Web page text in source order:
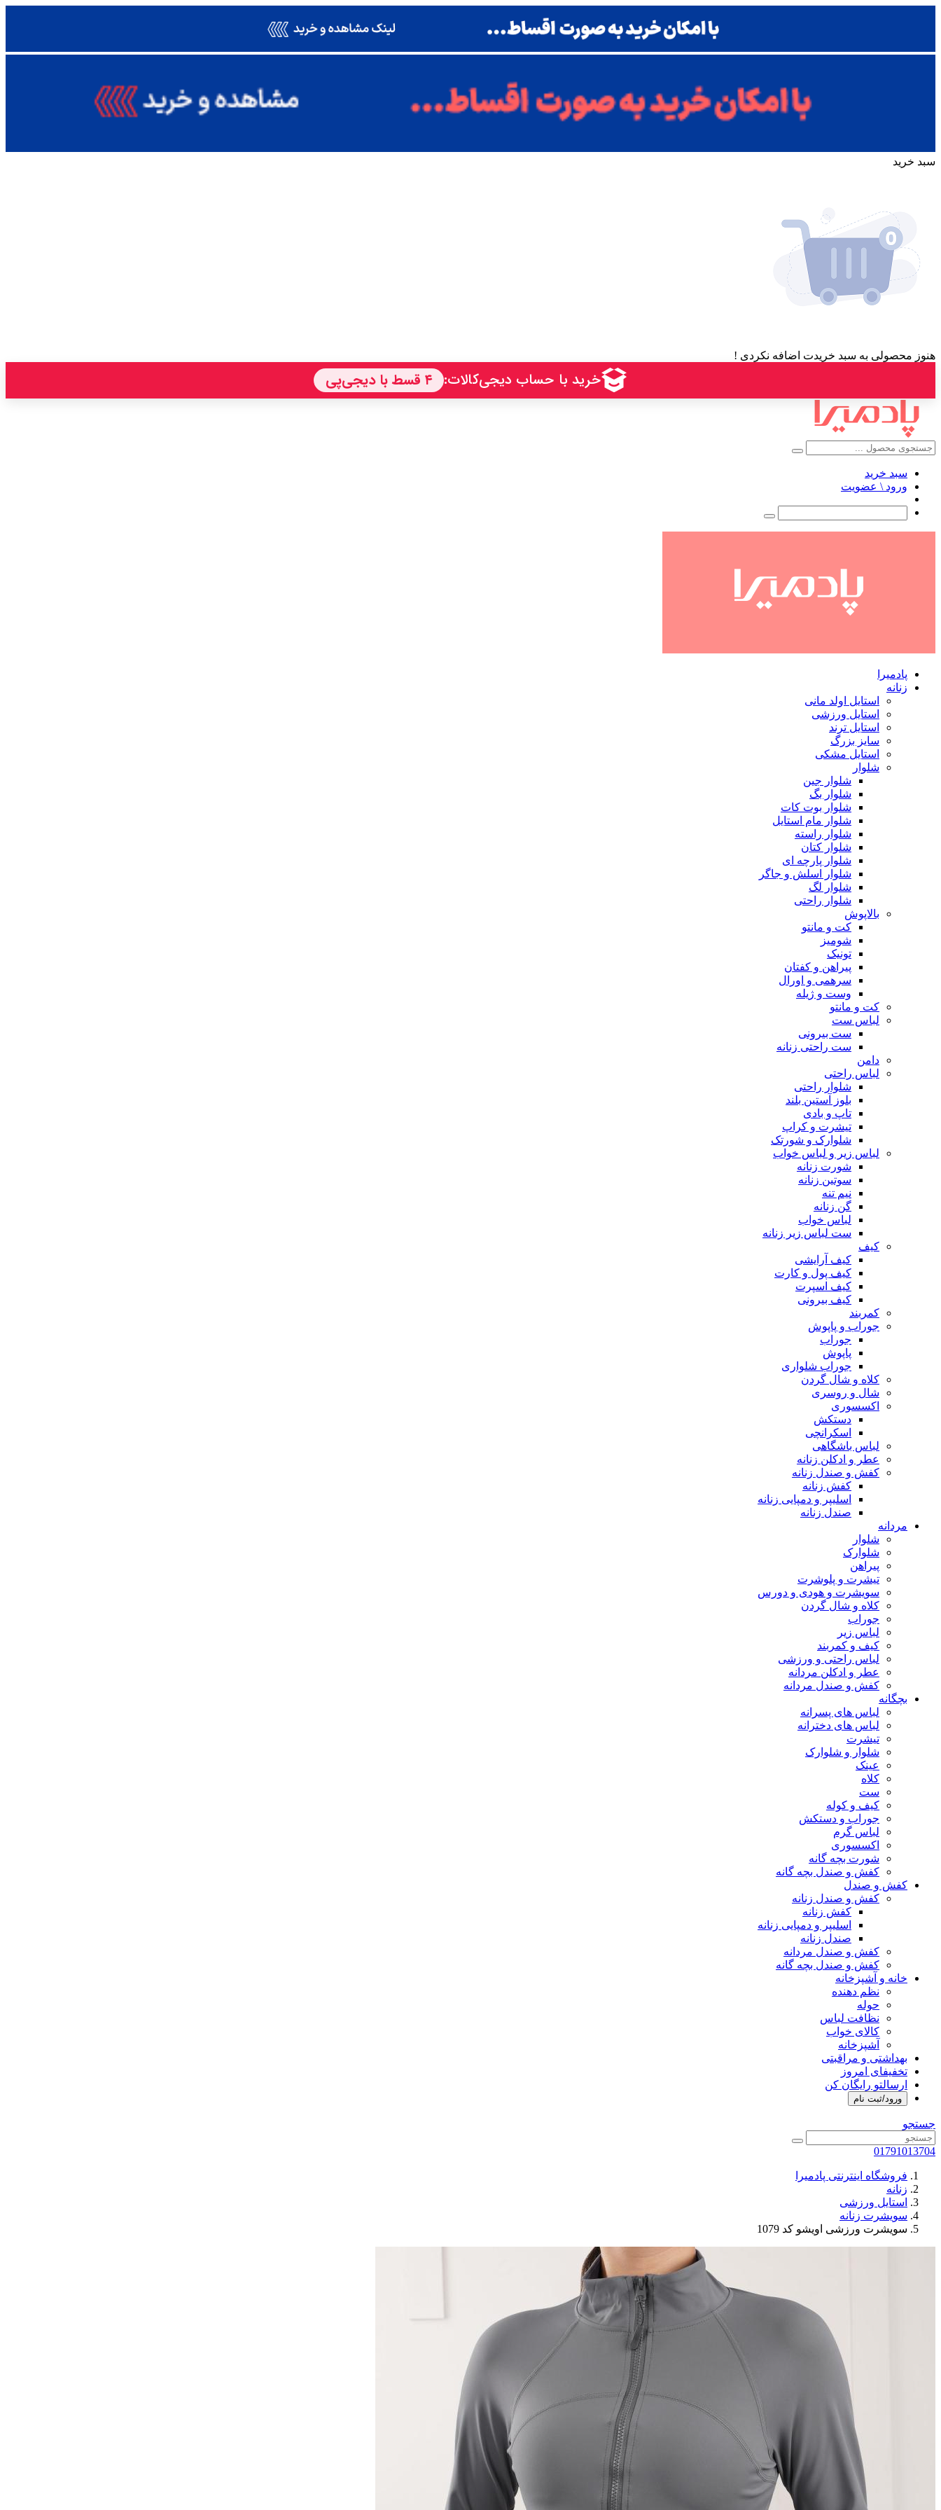
سبد خرید
هنوز محصولی به سبد خریدت اضافه نکردی !
سبد خرید
ورود \ عضویت
پادمیرا
زنانه
استایل اولد مانی
استایل ورزشی
استایل ترند
سایز بزرگ
استایل مشکی
شلوار
شلوار جین
شلوار بگ
شلوار بوت کات
شلوار مام استایل
شلوار راسته
شلوار کتان
شلوار پارچه ای
شلوار اسلش و جاگر
شلوار لگ
شلوار راحتی
بالاپوش
کت و مانتو
شومیز
تونیک
پیراهن و کفتان
سرهمی و اورال
وست و ژیله
کت و مانتو
لباس ست
ست بیرونی
ست راحتی زنانه
دامن
لباس راحتی
شلوار راحتی
بلوز آستین بلند
تاپ و بادی
تیشرت و کراپ
شلوارک و شورتک
لباس زیر و لباس خواب
شورت زنانه
سوتین زنانه
نیم تنه
گن زنانه
لباس خواب
ست لباس زیر زنانه
کیف
کیف آرایشی
کیف پول و کارت
کیف اسپرت
کیف بیرونی
کمربند
جوراب و پاپوش
جوراب
پاپوش
جوراب شلواری
کلاه و شال گردن
شال و روسری
اکسسوری
دستکش
اسکرانچی
لباس باشگاهی
عطر و ادکلن زنانه
کفش و صندل زنانه
کفش زنانه
اسلیپر و دمپایی زنانه
صندل زنانه
مردانه
شلوار
شلوارک
پیراهن
تیشرت و پلوشرت
سویشرت و هودی و دورس
کلاه و شال گردن
جوراب
لباس زیر
کیف و کمربند
لباس راحتی و ورزشی
عطر و ادکلن مردانه
کفش و صندل مردانه
بچگانه
لباس های پسرانه
لباس های دخترانه
تیشرت
شلوار و شلوارک
عینک
کلاه
ست
کیف و کوله
جوراب و دستکش
لباس گرم
اکسسوری
شورت بچه گانه
کفش و صندل بچه گانه
کفش و صندل
کفش و صندل زنانه
کفش زنانه
اسلیپر و دمپایی زنانه
صندل زنانه
کفش و صندل مردانه
کفش و صندل بچه گانه
خانه و آشپزخانه
نظم دهنده
حوله
نظافت لباس
کالای خواب
آشپزخانه
بهداشتی و مراقبتی
تخفیفای امروز
ارسالتو رایگان کن
ورود/ثبت نام
جستجو
01791013704
فروشگاه اینترنتی پادمیرا
زنانه
استایل ورزشی
سویشرت زنانه
سویشرت ورزشی اویشو کد 1079